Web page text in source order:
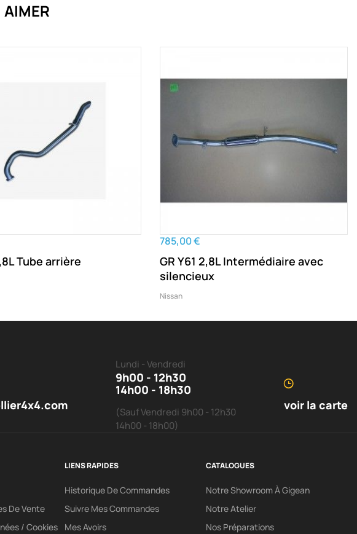
AIMER
Tube arrière
785,00 €
GR Y61 2,8L Intermédiaire avec
silencieux
Nissan
Lundi - Vendredi
9h00 - 12h30
14h00 - 18h30
(Sauf Vendredi 9h00 - 12h30
14h00 - 18h00)
voir la carte
De Vente
/ Cookies
LIENS RAPIDES
Historique De Commandes
Suivre Mes Commandes
Mes Avoirs
CATALOGUES
Notre Showroom À Gigean
Notre Atelier
Nos Préparations